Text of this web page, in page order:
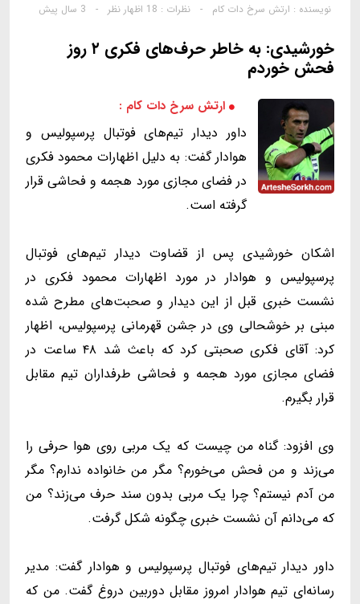
نویسنده : ارتش سرخ دات کام - نظرات : 18 اظهار نظر - 3 سال پیش
خورشیدی: به خاطر حرف‌های فکری ۲ روز
فحش خوردم
ارتش سرخ دات کام :
داور دیدار تیم‌های فوتبال پرسپولیس و
هوادار گفت: به دلیل اظهارات محمود فکری
در فضای مجازی مورد هجمه و فحاشی قرار
گرفته است.
اشکان خورشیدی پس از قضاوت دیدار تیم‌های فوتبال
پرسپولیس و هوادار در مورد اظهارات محمود فکری در
نشست خبری قبل از این دیدار و صحبت‌های مطرح شده
مبنی بر خوشحالی وی در جشن قهرمانی پرسپولیس، اظهار
کرد: آقای فکری صحبتی کرد که باعث شد ۴۸ ساعت در
فضای مجازی مورد هجمه و فحاشی طرفداران تیم مقابل
قرار بگیرم.
وی افزود: گناه من چیست که یک مربی روی هوا حرفی را
می‌زند و من فحش می‌خورم؟ مگر من خانواده ندارم؟ مگر
من آدم نیستم؟ چرا یک مربی بدون سند حرف می‌زند؟ من
که می‌دانم آن نشست خبری چگونه شکل گرفت.
داور دیدار تیم‌های فوتبال پرسپولیس و هوادار گفت: مدیر
رسانه‌ای تیم هوادار امروز مقابل دوربین دروغ گفت. من که